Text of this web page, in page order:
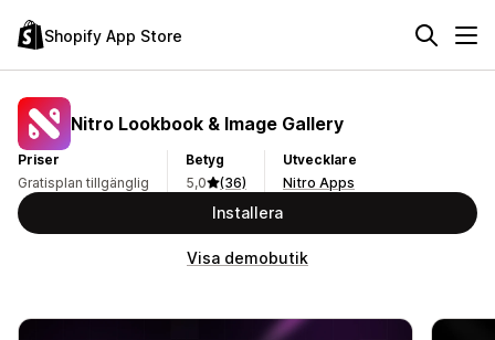
Shopify App Store
Nitro Lookbook & Image Gallery
Priser
Gratisplan tillgänglig
Betyg
5,0
(36)
Utvecklare
Nitro Apps
Installera
Visa demobutik